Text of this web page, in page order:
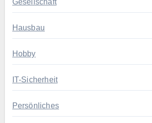
Gesellschaft
Hausbau
Hobby
IT-Sicherheit
Persönliches